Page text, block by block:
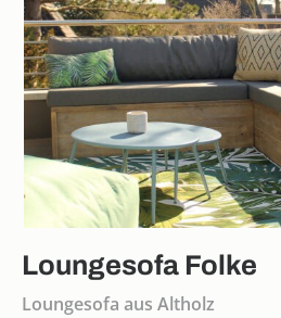
Loungesofa Folke
Loungesofa aus Altholz